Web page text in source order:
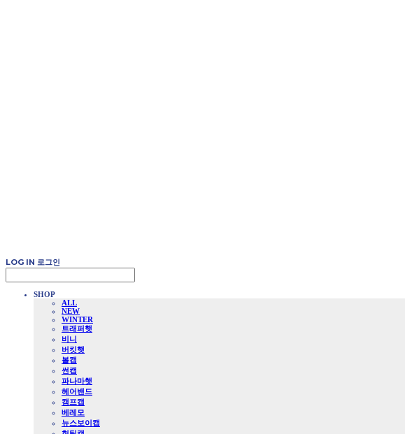
LOG IN 로그인
SHOP
ALL
NEW
WINTER
트래퍼햇
비니
버킷햇
볼캡
썬캡
파나마햇
헤어밴드
캠프캡
베레모
뉴스보이캡